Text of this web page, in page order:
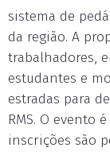
sistema de
da região. A
trabalhadores,
estudantes e
estradas para
RMS. O evento
inscrições são